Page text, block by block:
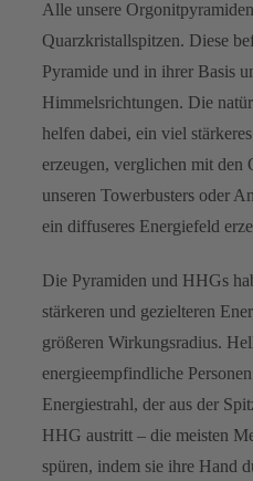
Alle unsere
Quarzkristallspitzen. Diese
Pyramide und in ihrer Basis
Himmelsrichtungen. Die
helfen dabei, ein viel
erzeugen, verglichen mit den
unseren Towerbusters oder
ein diffuseres Energiefeld
Die Pyramiden und HHGs
stärkeren und gezielteren
größeren Wirkungsradius.
energieempfindliche
Energiestrahl, der aus der
HHG austritt – die meisten
spüren, indem sie ihre Hand